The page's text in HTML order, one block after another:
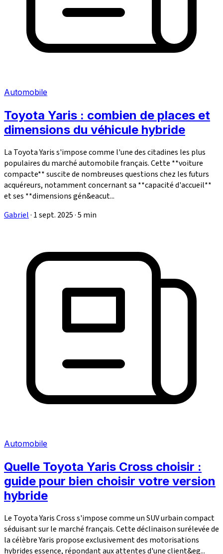
Automobile
Toyota Yaris : combien de places et
dimensions du véhicule hybride
La Toyota Yaris s'impose comme l'une des citadines les plus
populaires du marché automobile français. Cette **voiture
compacte** suscite de nombreuses questions chez les futurs
acquéreurs, notamment concernant sa **capacité d'accueil**
et ses **dimensions gén&eacut...
Gabriel· 1 sept. 2025·5 min
Automobile
Quelle Toyota Yaris Cross choisir :
guide pour bien choisir votre version
hybride
Le Toyota Yaris Cross s'impose comme un SUV urbain compact
séduisant sur le marché français. Cette déclinaison surélevée de
la célèbre Yaris propose exclusivement des motorisations
hybrides essence, répondant aux attentes d'une client&eg...